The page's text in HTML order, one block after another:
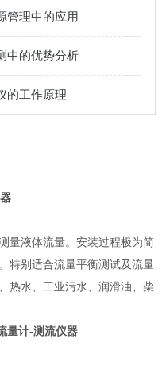
管理中的应用
中的优势分析
的工作原理
量液体流量。安装过程极为简
特别适合流量平衡测试及流量
热水、工业污水、润滑油、柴
量计-测流仪器